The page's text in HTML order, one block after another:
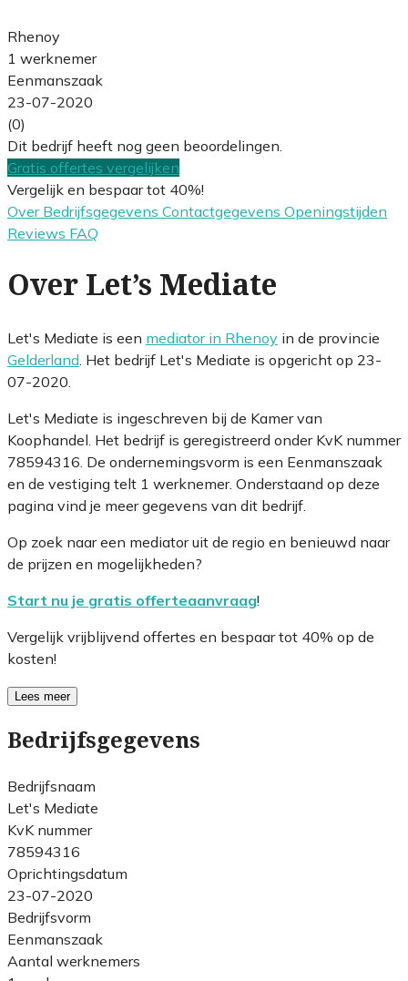
Rhenoy
1 werknemer
Eenmanszaak
23-07-2020
(0)
Dit bedrijf heeft nog geen beoordelingen.
Gratis offertes vergelijken
Vergelijk en bespaar tot 40%!
Over Bedrijfsgegevens Contactgegevens Openingstijden
Reviews FAQ
Over Let’s Mediate
Let's Mediate is een mediator in Rhenoy in de provincie
Gelderland . Het bedrijf Let's Mediate is opgericht op 23-
07-2020.
Let's Mediate is ingeschreven bij de Kamer van
Koophandel. Het bedrijf is geregistreerd onder KvK nummer
78594316. De ondernemingsvorm is een Eenmanszaak
en de vestiging telt 1 werknemer. Onderstaand op deze
pagina vind je meer gegevens van dit bedrijf.
Op zoek naar een mediator uit de regio en benieuwd naar
de prijzen en mogelijkheden?
Start nu je gratis offerteaanvraag!
Vergelijk vrijblijvend offertes en bespaar tot 40% op de
kosten!
Lees meer
Bedrijfsgegevens
Bedrijfsnaam
Let's Mediate
KvK nummer
78594316
Oprichtingsdatum
23-07-2020
Bedrijfsvorm
Eenmanszaak
Aantal werknemers